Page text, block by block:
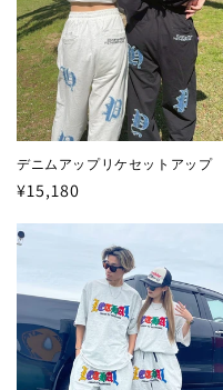
Eメールアドレス
必須
デニムアップリケセットアップ
通
常
価
¥15,180